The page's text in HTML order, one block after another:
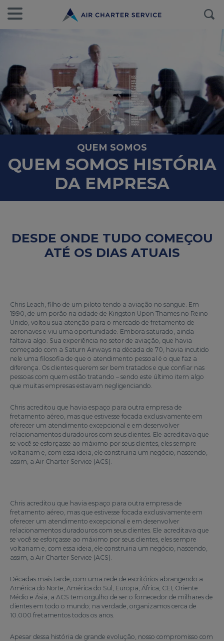
QUEM SOMOS
QUEM SOMOS HISTÓRIA
DA EMPRESA
DESDE ONDE TUDO COMEÇOU
ATÉ OS DIAS ATUAIS
Chris Leach, filho de um piloto tendo a aviação no sangue. Em
1990, de um porão na cidade de Kingston Upon Thames no Reino
Unido, voltou sua atenção para o mercado de fretamento de
aeronaves e viu uma oportunidade. Embora saturado, ainda
faltava algo. Sua experiência no setor de aviação, que havia
começado com a Saturn Airways na década de 70, havia incutido
nele uma filosofia de que o atendimento pessoal é o que faz a
diferença. Os clientes querem ser bem tratados e que confiar nas
pessoas com quem estão tratando – sendo este último item algo
que muitas empresas estavam negligenciando.
Chris acreditou que havia espaço para outra empresa de
fretamento aéreo, mas que estivesse focada exclusivamente em
oferecer um atendimento excepcional e em desenvolver
relacionamentos duradouros com seus clientes. Ele acreditava que
se você se esforçasse ao máximo por seus clientes, eles sempre
voltariam e, com essa ideia, ele construiria um negócio, nascendo,
assim, a Air Charter Service (ACS).
Chris acreditou que havia espaço para outra empresa de
fretamento aéreo, mas que estivesse focada exclusivamente em
oferecer um atendimento excepcional e em desenvolver
relacionamentos duradouros com seus clientes. Ele acreditava que
se você se esforçasse ao máximo por seus clientes, eles sempre
voltariam e, com essa ideia, ele construiria um negócio, nascendo,
assim, a Air Charter Service (ACS).
Décadas mais tarde, com uma rede de escritórios abrangendo a
América do Norte, América do Sul, Europa, África, CEI, Oriente
Médio e Ásia, a ACS tem orgulho de ser o fornecedor de milhares de
clientes em todo o mundo; na verdade, organizamos cerca de
10.000 fretamentos todos os anos.
Apesar dessa história de grande evolução, nosso compromisso com